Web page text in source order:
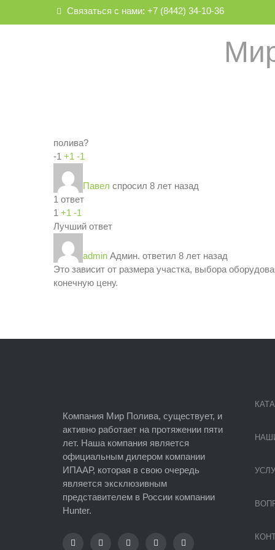
Связаться с нами: +7 (8442) 34-10-36
полива?
-1 +1 -1
Павел спросил 8 лет назад
1 ответ
1 +1 -1
Лучший ответ
admin Админ. ответил 8 лет назад
Это зависит от размера участка, выбора
конечную цену.
Компания Мир Полива, существует, и
активно работает на протяжении пяти
лет. Наша компания является
официальным дилером компании
ИПААР, которая в свою очередь
является эксклюзивным
представителем в России компании
Hunter.